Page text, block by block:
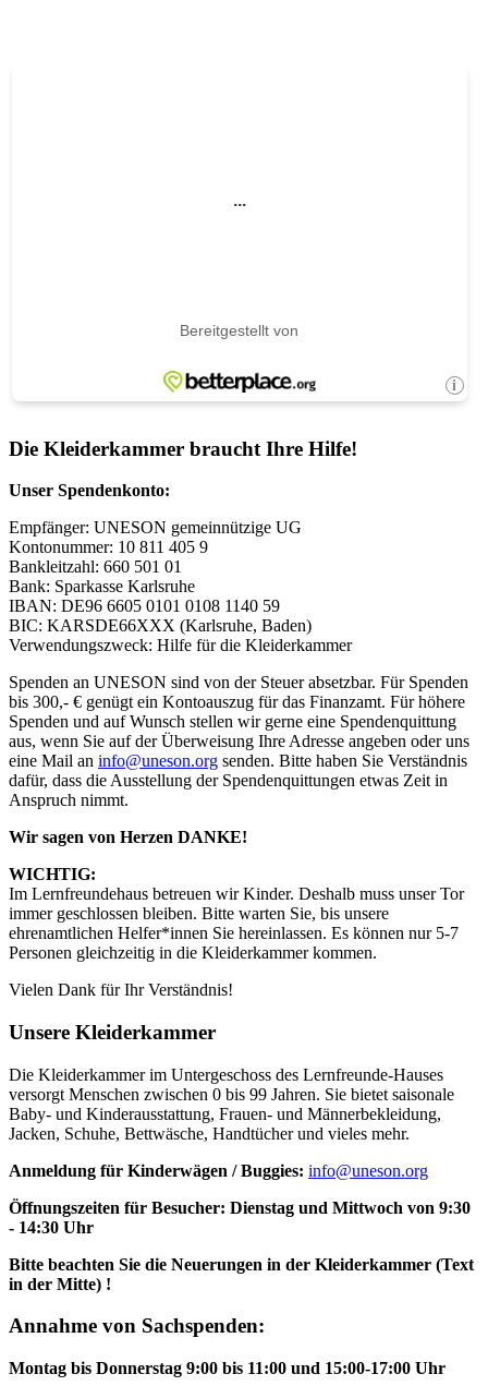
Die Kleiderkammer braucht Ihre Hilfe!
Unser Spendenkonto:
Empfänger: UNESON gemeinnützige UG
Kontonummer: 10 811 405 9
Bankleitzahl: 660 501 01
Bank: Sparkasse Karlsruhe
IBAN: DE96 6605 0101 0108 1140 59
BIC: KARSDE66XXX (Karlsruhe, Baden)
Verwendungszweck: Hilfe für die Kleiderkammer
Spenden an UNESON sind von der Steuer absetzbar. Für Spenden
bis 300,- € genügt ein Kontoauszug für das Finanzamt. Für höhere
Spenden und auf Wunsch stellen wir gerne eine Spendenquittung
aus, wenn Sie auf der Überweisung Ihre Adresse angeben oder uns
eine Mail an info@uneson.org senden. Bitte haben Sie Verständnis
dafür, dass die Ausstellung der Spendenquittungen etwas Zeit in
Anspruch nimmt.
Wir sagen von Herzen DANKE!
WICHTIG:
Im Lernfreundehaus betreuen wir Kinder. Deshalb muss unser Tor
immer geschlossen bleiben. Bitte warten Sie, bis unsere
ehrenamtlichen Helfer*innen Sie hereinlassen. Es können nur 5-7
Personen gleichzeitig in die Kleiderkammer kommen.
Vielen Dank für Ihr Verständnis!
Unsere Kleiderkammer
Die Kleiderkammerim Untergeschoss des Lernfreunde-Hauses
versorgt Menschen zwischen 0 bis 99 Jahren. Sie bietet saisonale
Baby- und Kinderausstattung, Frauen- und Männerbekleidung,
Jacken, Schuhe, Bettwäsche, Handtücher und vieles mehr.
Anmeldung für Kinderwägen / Buggies: info@uneson.org
Öffnungszeiten für Besucher: Dienstag und Mittwoch von 9:30
- 14:30 Uhr
Bitte beachten Sie die Neuerungen in der Kleiderkammer (Text
in der Mitte) !
Annahme von Sachspenden:
Montag bis Donnerstag 9:00 bis 11:00 und 15:00-17:00 Uhr